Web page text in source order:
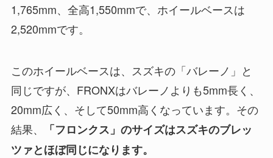
1,765mm、全高1,550mmで、ホイールベースは
2,520mmです。
このホイールベースは、スズキの「バレーノ」と
同じですが、FRONXはバレーノよりも5mm長く、
20mm広く、そして50mm高くなっています。その
結果、
「フロンクス」のサイズはスズキのブレッ
ツァとほぼ同じになります。